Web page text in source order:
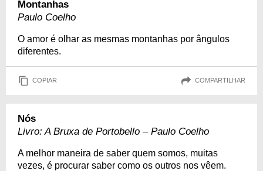
Montanhas
Paulo Coelho
O amor é olhar as mesmas montanhas por ângulos
diferentes.
COPIAR COMPARTILHAR
Nós
Livro: A Bruxa de Portobello – Paulo Coelho
A melhor maneira de saber quem somos, muitas
vezes, é procurar saber como os outros nos vêem.